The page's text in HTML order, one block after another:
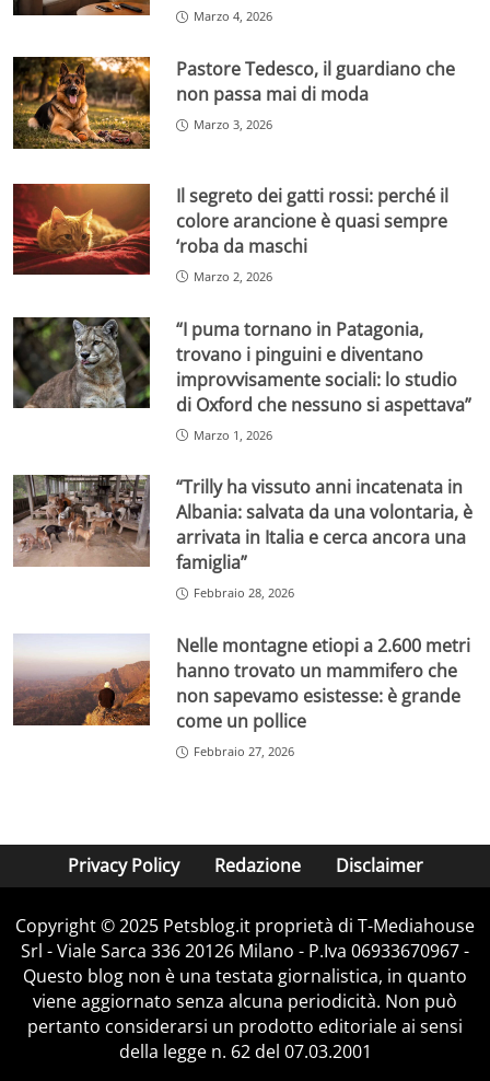
Marzo 4, 2026
Pastore Tedesco, il guardiano che
non passa mai di moda
Marzo 3, 2026
Il segreto dei gatti rossi: perché il
colore arancione è quasi sempre
‘roba da maschi
Marzo 2, 2026
“I puma tornano in Patagonia,
trovano i pinguini e diventano
improvvisamente sociali: lo studio
di Oxford che nessuno si aspettava”
Marzo 1, 2026
“Trilly ha vissuto anni incatenata in
Albania: salvata da una volontaria, è
arrivata in Italia e cerca ancora una
famiglia”
Febbraio 28, 2026
Nelle montagne etiopi a 2.600 metri
hanno trovato un mammifero che
non sapevamo esistesse: è grande
come un pollice
Febbraio 27, 2026
Privacy Policy Redazione Disclaimer
Copyright © 2025 Petsblog.it proprietà di T-Mediahouse
Srl - Viale Sarca 336 20126 Milano - P.Iva 06933670967 -
Questo blog non è una testata giornalistica, in quanto
viene aggiornato senza alcuna periodicità. Non può
pertanto considerarsi un prodotto editoriale ai sensi
della legge n. 62 del 07.03.2001